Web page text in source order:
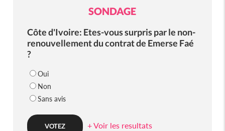
SONDAGE
Côte d'Ivoire: Etes-vous surpris par le non-
renouvellement du contrat de Emerse Faé
?
Oui
Non
Sans avis
+ Voir les resultats